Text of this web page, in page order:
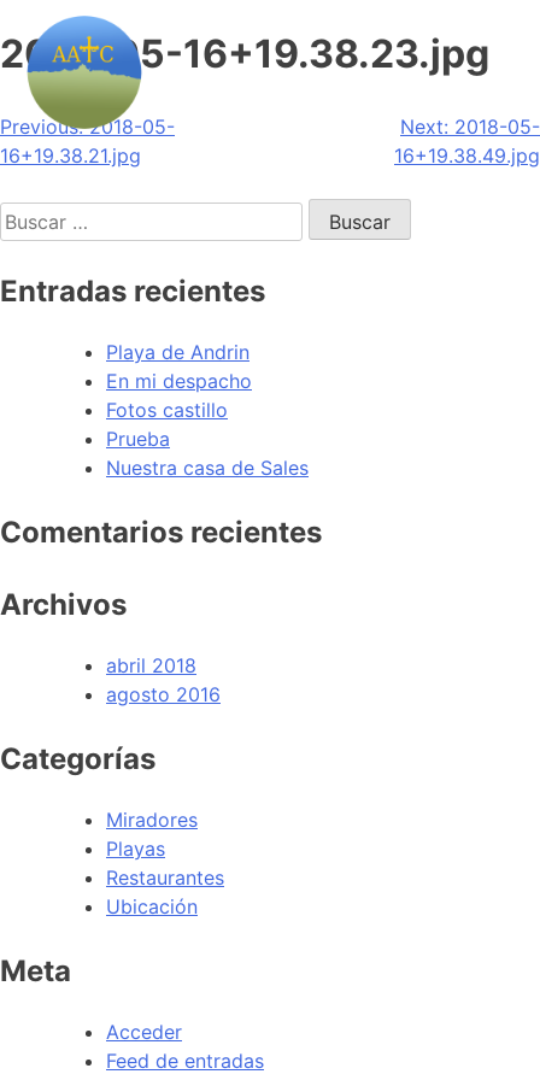
2018-05-16+19.38.23.jpg
Navegación
de
entradas
Previous: 2018-05-
16+19.38.21.jpg
Next: 2018-05-
16+19.38.49.jpg
Buscar:
Entradas recientes
Playa de Andrin
En mi despacho
Fotos castillo
Prueba
Nuestra casa de Sales
Comentarios recientes
Archivos
abril 2018
agosto 2016
Categorías
Miradores
Playas
Restaurantes
Ubicación
Meta
Acceder
Feed de entradas